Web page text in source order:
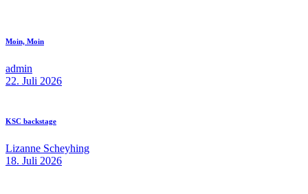
Moin, Moin
admin
22. Juli 2026
KSC backstage
Lizanne Scheyhing
18. Juli 2026